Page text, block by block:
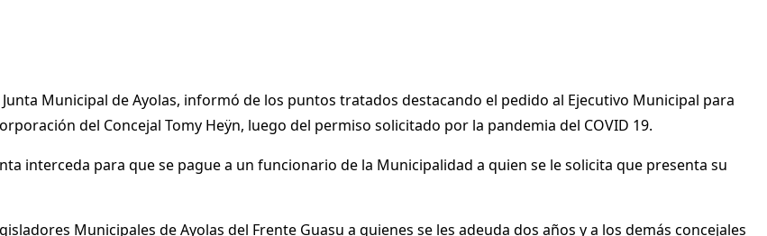
Municipal de Ayolas, informó de los puntos tratados destacando el pedido al Ejecutivo Municipal para
del Concejal Tomy Heÿn, luego del permiso solicitado por la pandemia del COVID 19.
interceda para que se pague a un funcionario de la Municipalidad a quien se le solicita que presenta su
Municipales de Ayolas del Frente Guasu a quienes se les adeuda dos años y a los demás concejales